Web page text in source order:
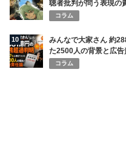
聴者批判が問う表現の
コラム
10
みんなで大家さん 約
た2500人の背景と広告
コラム